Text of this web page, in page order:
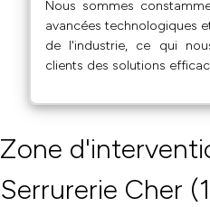
Nous sommes
avancées technologiques
de l'industrie, ce qui
clients des solutions
Zone
Serrurerie Cher